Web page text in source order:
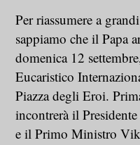
Per riassumere a
sappiamo che il Papa
domenica 12
Eucaristico
Piazza degli Eroi.
incontrerà il
e il Primo Ministro